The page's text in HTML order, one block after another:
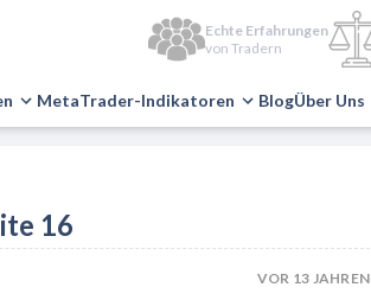
Echte Erfahrungen
von Tradern
MetaTrader-Indikatoren BlogÜber Uns
16
VOR 13 JAHREN